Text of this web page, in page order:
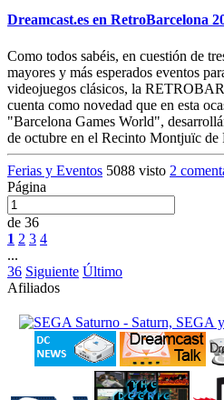
Dreamcast.es en RetroBarcelona
Como todos sabéis, en cuestión de
mayores y más esperados eventos
videojuegos clásicos, la
cuenta como novedad que en esta
"Barcelona Games World",
de octubre en el Recinto Montjuïc de
Ferias y Eventos 5088 visto 2
Página
de 36
1 2 3 4
...
36 Siguiente Último
Afiliados